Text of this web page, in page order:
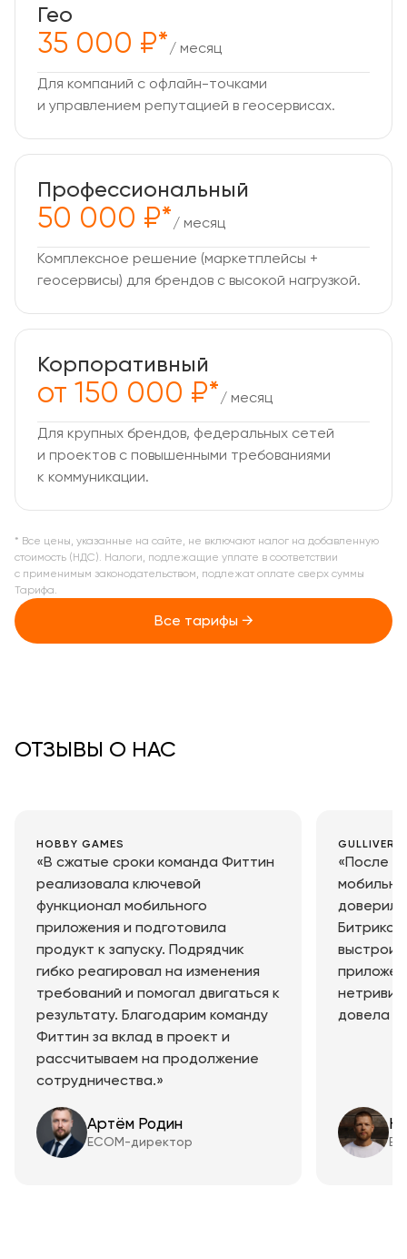
Гео
35 000 ₽* / месяц
Для компаний с офлайн-точками
и управлением репутацией в геосервисах.
Профессиональный
50 000 ₽* / месяц
Комплексное решение (маркетплейсы +
геосервисы) для брендов с высокой нагрузкой.
Корпоративный
от 150 000 ₽* / месяц
Для крупных брендов, федеральных сетей
и проектов с повышенными требованиями
к коммуникации.
* Все цены, указанные на сайте, не включают налог на добавленную
стоимость (НДС). Налоги, подлежащие уплате в соответствии
с применимым законодательством, подлежат оплате сверх суммы
Тарифа.
Все тарифы →
ОТЗЫВЫ О НАС
HOBBY GAMES
«В сжатые сроки команда Фиттин
реализовала ключевой
функционал мобильного
приложения и подготовила
продукт к запуску. Подрядчик
гибко реагировал на изменения
требований и помогал двигаться к
результату. Благодарим команду
Фиттин за вклад в проект и
рассчитываем на продолжение
сотрудничества.»
Артём Родин
ECOM-директор
GULLIVER
«После
Битрикс
довела